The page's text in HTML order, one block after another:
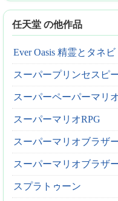
任天堂 の他作品
Ever Oasis 精霊とタネ
スーパープリンセスピ
スーパーペーパーマリ
スーパーマリオRPG
スーパーマリオブラザ
スーパーマリオブラザ
スプラトゥーン